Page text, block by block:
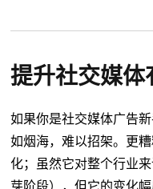
提升社交媒
如果你是社交媒体广告
如烟海，难以招架。更
化；虽然它对整个行业